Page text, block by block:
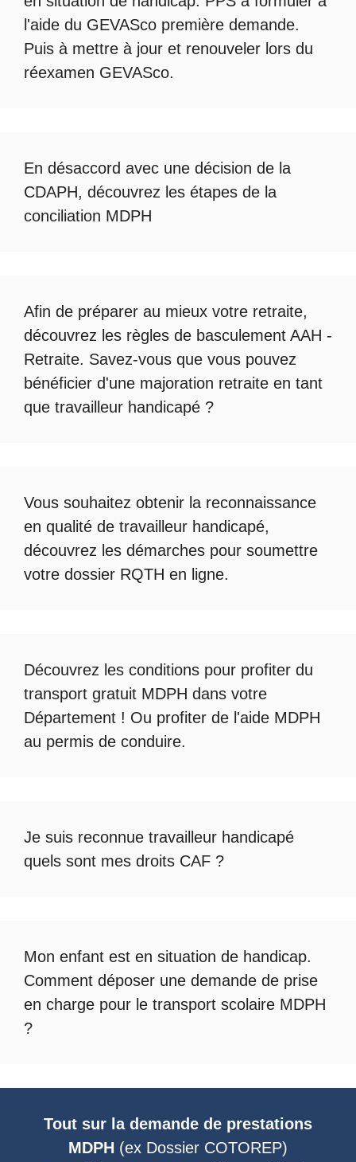
l'aide du GEVASco première demande.
Puis à mettre à jour et renouveler lors du
réexamen GEVASco.
En désaccord avec une décision de la
CDAPH, découvrez les étapes de la
conciliation MDPH
Afin de préparer au mieux votre retraite,
découvrez les règles de basculement AAH -
Retraite. Savez-vous que vous pouvez
bénéficier d'une majoration retraite en tant
que travailleur handicapé ?
Vous souhaitez obtenir la reconnaissance
en qualité de travailleur handicapé,
découvrez les démarches pour soumettre
votre dossier RQTH en ligne.
Découvrez les conditions pour profiter du
transport gratuit MDPH dans votre
Département ! Ou profiter de l'aide MDPH
au permis de conduire.
Je suis reconnue travailleur handicapé
quels sont mes droits CAF ?
Mon enfant est en situation de handicap.
Comment déposer une demande de prise
en charge pour le transport scolaire MDPH
?
Tout sur la demande de prestations
MDPH (ex Dossier COTOREP)